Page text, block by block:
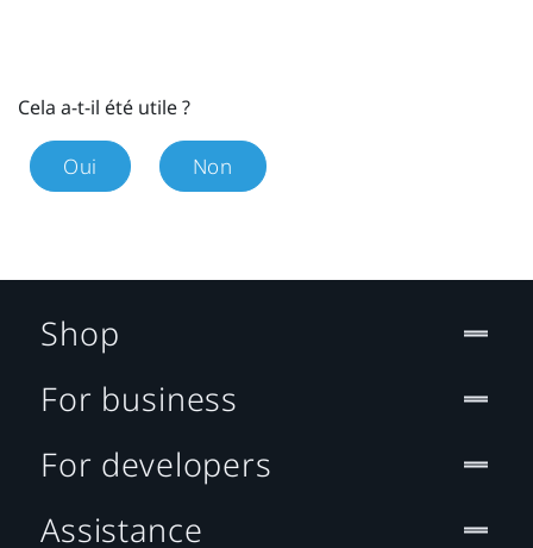
Cela a-t-il été utile ?
Oui Non
Shop
For business
For developers
Assistance